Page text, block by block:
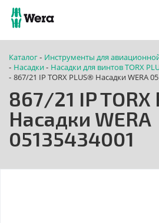
Каталог - Инструменты для
- Насадки - Насадки для винтов TORX
- 867/21 IP TORX PLUS® Насадки WERA
867/21 IP TORX
Насадки WERA
05135434001